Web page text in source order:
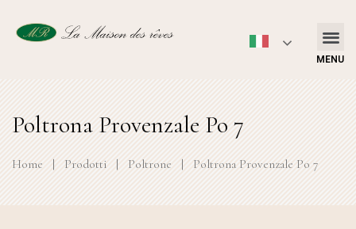
MENU
Poltrona Provenzale Po 7
Home | Prodotti | Poltrone | Poltrona Provenzale Po 7